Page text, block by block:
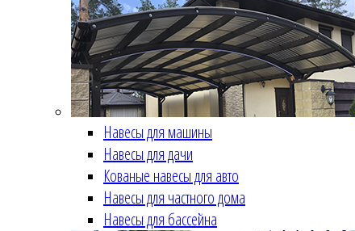
Навесы для машины
Навесы для дачи
Кованые навесы для авто
Навесы для частного дома
Навесы для бассейна